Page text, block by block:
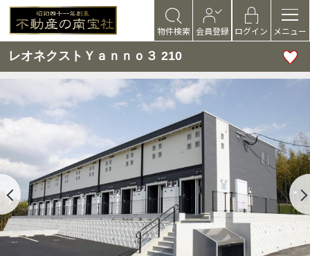
物件検索 会員登録 ログイン メニュー
レオネクストＹａｎｎｏ３ 210